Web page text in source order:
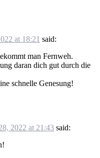
at 18:21 said:
man Fernweh.
daran dich gut durch die
schnelle Genesung!
2022 at 21:43 said: